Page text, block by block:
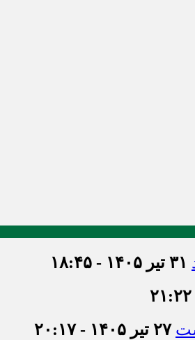
۳۱ تیر ۱۴۰۵ - ۱۸:۴۵
۲۷ تیر ۱۴۰۵ - ۲۰:۱۷